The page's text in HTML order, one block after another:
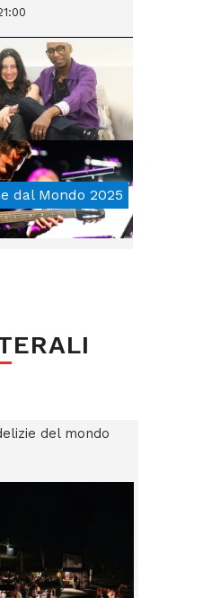
dal Mondo 2025
del mondo